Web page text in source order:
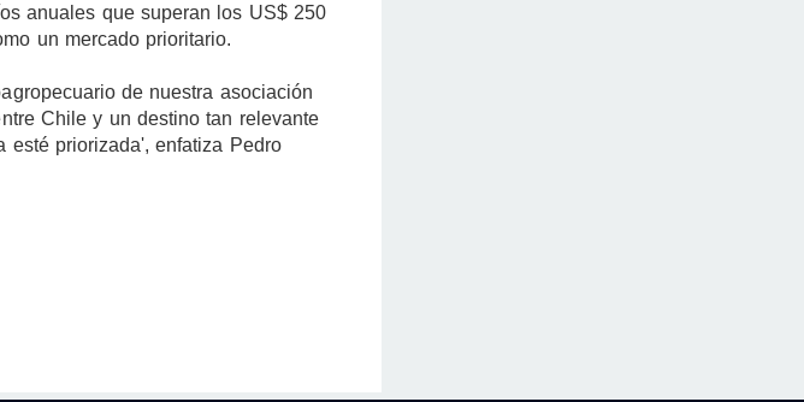
anuales que superan los US$ 250
un mercado prioritario.
de nuestra asociación
Chile y un destino tan relevante
esté priorizada', enfatiza Pedro